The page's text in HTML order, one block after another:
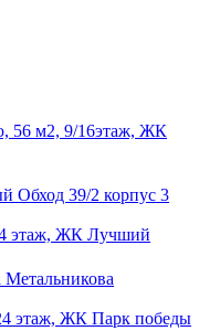
56 м2, 9/16этаж, ЖК
Обход 39/2 корпус 3
этаж, ЖК Лучший
этаж, ЖК Парк победы